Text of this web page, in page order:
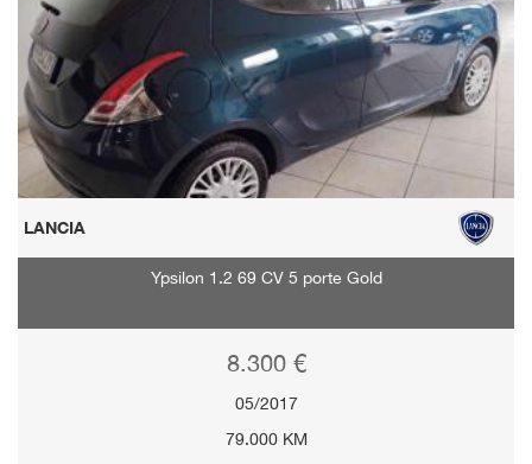
LANCIA
Ypsilon 1.2 69 CV 5 porte Gold
8.300 €
05/2017
79.000 KM